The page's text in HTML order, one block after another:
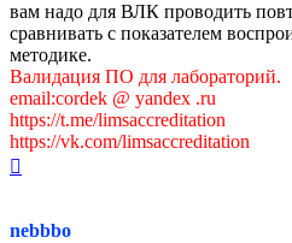
вам надо для ВЛК проводить
сравнивать с показателем
методике.
Валидация ПО для лабораторий.
email:cordek @ yandex .ru
https://t.me/limsaccreditation
https://vk.com/limsaccreditation
nebbbo